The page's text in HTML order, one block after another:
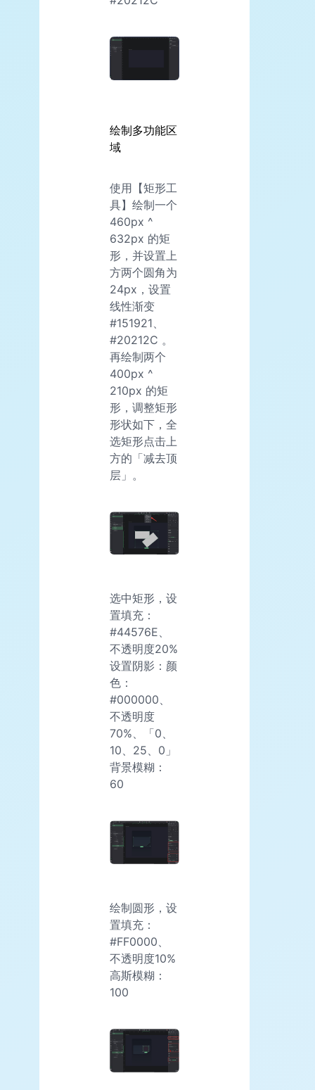
绘制多功能区
域
使用【矩形工
具】绘制一个
460px ^
632px 的矩
形，并设置上
方两个圆角为
24px，设置
线性渐变
#151921、
#20212C 。
再绘制两个
400px ^
210px 的矩
形，调整矩形
形状如下，全
选矩形点击上
方的「减去顶
层」。
选中矩形，设
置填充：
#44576E、
不透明度20%
设置阴影：颜
色：
#000000、
不透明度
70%、「0、
10、25、0」
背景模糊：
60
绘制圆形，设
置填充：
#FF0000、
不透明度10%
高斯模糊：
100